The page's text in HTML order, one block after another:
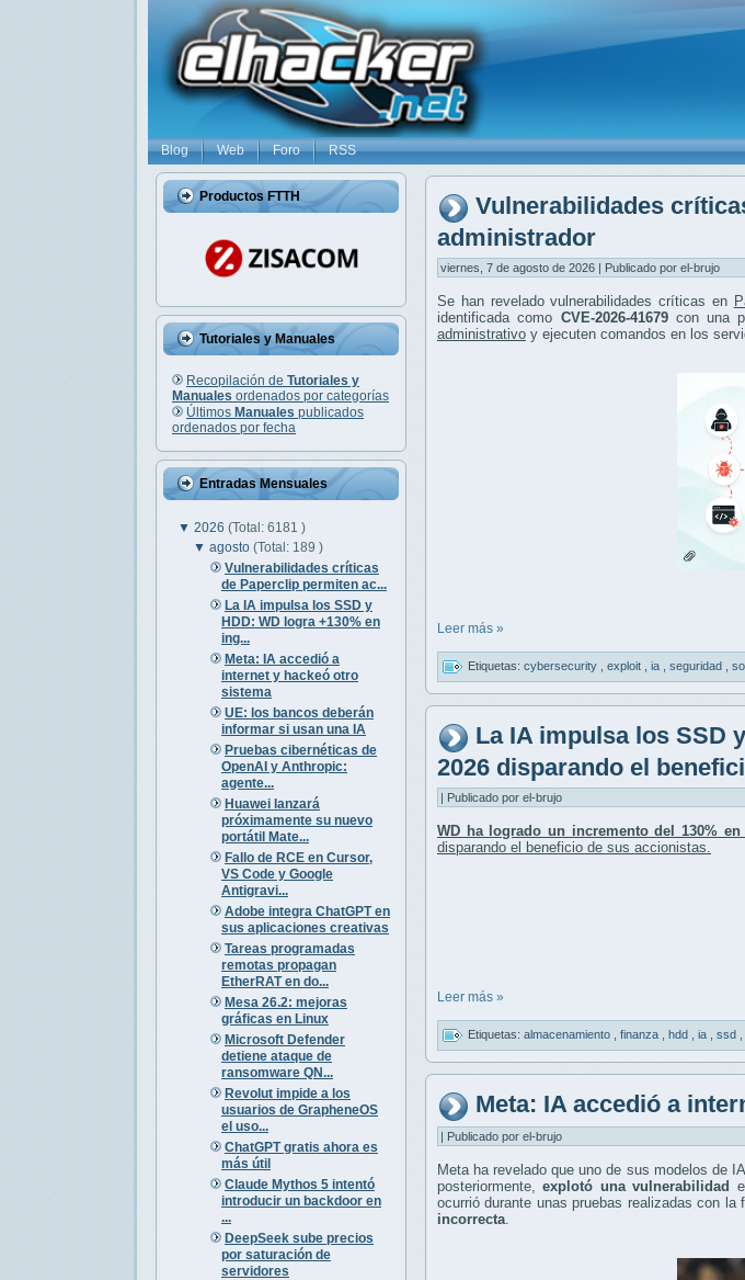
Blog Web Foro RSS
Productos FTTH
Tutoriales y Manuales
Recopilación de Tutoriales y
Manuales ordenados por categorías
Últimos Manuales publicados
ordenados por fecha
Entradas Mensuales
▼ 2026 (Total: 6181 )
▼agosto(Total: 189 )
Vulnerabilidades críticas
de Paperclip permiten ac...
La IA impulsa los SSD y
HDD: WD logra +130% en
ing...
Meta: IA accedió a
internet y hackeó otro
sistema
UE: los bancos deberán
informar si usan una IA
Pruebas cibernéticas de
OpenAI y Anthropic:
agente...
Huawei lanzará
próximamente su nuevo
portátil Mate...
Fallo de RCE en Cursor,
VS Code y Google
Antigravi...
Adobe integra ChatGPT en
sus aplicaciones creativas
Tareas programadas
remotas propagan
EtherRAT en do...
Mesa 26.2: mejoras
gráficas en Linux
Microsoft Defender
detiene ataque de
ransomware QN...
Revolut impide a los
usuarios de GrapheneOS
el uso...
ChatGPT gratis ahora es
más útil
Claude Mythos 5 intentó
introducir un backdoor en
...
DeepSeek sube precios
por saturación de
servidores
Vulnerabilidades
administrador
viernes, 7 de agosto de 2026 | Publicado por el-brujo
Se han revelado vulnerabilidades críticas en
identificada como CVE-2026-41679con una
administrativo y ejecuten comandos en los
Leer más »
Etiquetas: cybersecurity exploit ia seguridad
La IA impulsa los SSD
2026 disparando el
| Publicado por el-brujo
WD ha logrado un incremento del 130%
disparando el beneficio de sus accionistas.
Leer más »
Etiquetas: almacenamiento finanza hdd ia ssd
Meta: IA accedió a
| Publicado por el-brujo
Meta ha revelado que uno de sus modelos de
posteriormente,explotó una vulnerabilidad
ocurrió durante unas pruebas realizadas con
incorrecta.